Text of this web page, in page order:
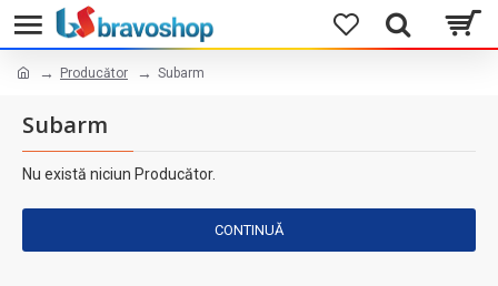
Producător Subarm
Subarm
Nu există niciun Producător.
CONTINUĂ